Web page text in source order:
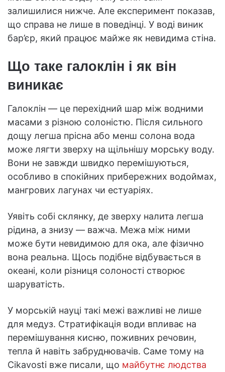
залишилися нижче. Але експеримент показав,
що справа не лише в поведінці. У воді виник
бар’єр, який працює майже як невидима стіна.
Що таке галоклін і як він
виникає
Галоклін — це перехідний шар між водними
масами з різною солоністю. Після сильного
дощу легша прісна або менш солона вода
може лягти зверху на щільнішу морську воду.
Вони не завжди швидко перемішуються,
особливо в спокійних прибережних водоймах,
мангрових лагунах чи естуаріях.
Уявіть собі склянку, де зверху налита легша
рідина, а знизу — важча. Межа між ними
може бути невидимою для ока, але фізично
вона реальна. Щось подібне відбувається в
океані, коли різниця солоності створює
шаруватість.
У морській науці такі межі важливі не лише
для медуз. Стратифікація води впливає на
перемішування кисню, поживних речовин,
тепла й навіть забруднювачів. Саме тому на
Cikavosti вже писали, що майбутнє людства